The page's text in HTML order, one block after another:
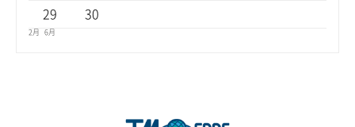
29 30
2月 6月